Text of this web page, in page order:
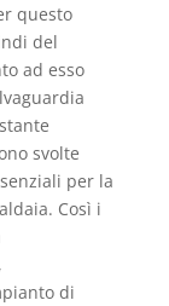
questo
del
ad esso
svolte
per la
Così i
di